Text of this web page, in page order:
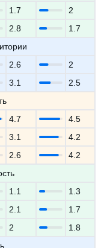
1.7
2
2.8
1.7
2.6
2
3.1
2.5
4.7
4.5
3.1
4.2
2.6
4.2
1.1
1.3
2.1
1.7
2
1.8